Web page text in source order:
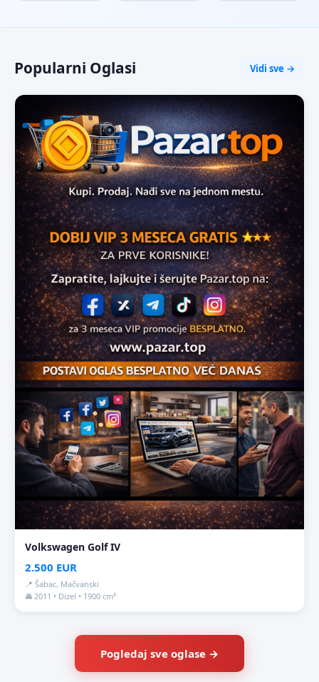
Popularni Oglasi Vidi sve →
Volkswagen Golf IV
2.500 EUR
📍 Šabac, Mačvanski
🚘 2011 • Dizel • 1900 cm³
Pogledaj sve oglase →